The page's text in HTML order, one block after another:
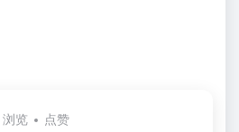
浏览 点赞